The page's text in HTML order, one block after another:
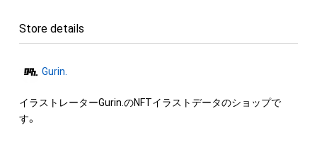
Store details
Gurin.
イラストレーターGurin.のNFTイラストデータのショップで
す。